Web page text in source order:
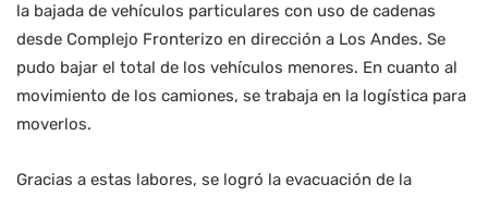
la bajada de vehículos particulares con uso de cadenas
desde Complejo Fronterizo en dirección a Los Andes. Se
pudo bajar el total de los vehículos menores. En cuanto al
movimiento de los camiones, se trabaja en la logística para
moverlos.
Gracias a estas labores, se logró la evacuación de la